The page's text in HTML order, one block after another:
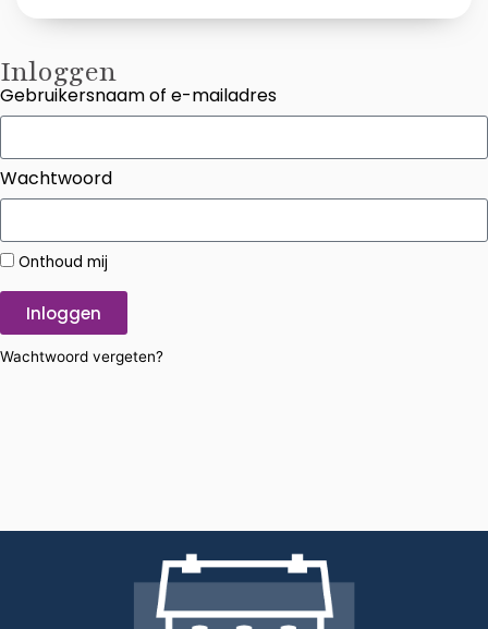
Inloggen
Gebruikersnaam of e-mailadres
Wachtwoord
Onthoud mij
Inloggen
Wachtwoord vergeten?